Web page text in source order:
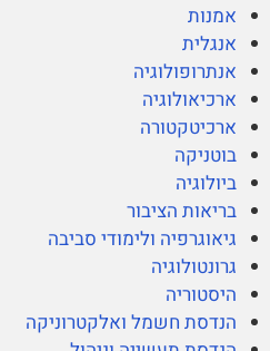
אמנות
אנגלית
אנתרופולוגיה
ארכיאולוגיה
ארכיטקטורה
בוטניקה
ביולוגיה
בריאות הציבור
גיאוגרפיה ולימודי סביבה
גרונטולוגיה
היסטוריה
הנדסת חשמל ואלקטרוניקה